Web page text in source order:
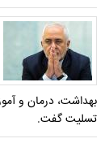
بهداشت، درمان و
تسلیت گفت.